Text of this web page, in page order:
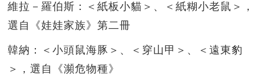
維拉－羅伯斯：＜紙板小貓＞、＜紙糊小老鼠＞，
選自《娃娃家族》第二冊
韓納：＜小頭鼠海豚＞、＜穿山甲＞、＜遠東豹
＞，選自《瀕危物種》